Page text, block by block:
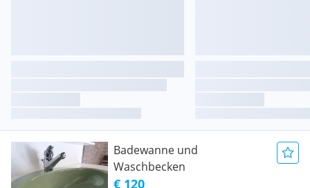
Badewanne und
Waschbecken
€ 120